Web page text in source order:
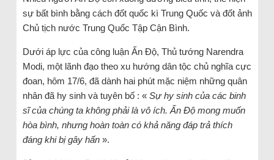
sự bất bình bằng cách đốt quốc kì Trung Quốc và đốt ảnh
Chủ tịch nước Trung Quốc Tập Cận Bình.
Dưới áp lực của công luận Ấn Độ, Thủ tướng Narendra
Modi, một lãnh đạo theo xu hướng dân tộc chủ nghĩa cực
đoan, hôm 17/6, đã dành hai phút mặc niệm những quân
nhân đã hy sinh và tuyên bố : « Sự hy sinh của các binh
sĩ của chúng ta không phải là vô ích. Ấn Độ mong muốn
hòa bình, nhưng hoàn toàn có khả năng đáp trả thích
đáng khi bị gây hấn».